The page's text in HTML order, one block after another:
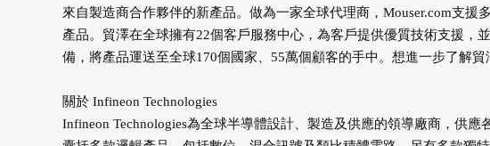
來自製造商合作夥伴的新產品。做為一家全球代理商，Mouser.com支
產品。貿澤在全球擁有22個客戶服務中心，為客戶提供優質技術支援，
備，將產品運送至全球170個國家、55萬個顧客的手中。想進一步了解貿
關於 Infineon Technologies
Infineon Technologies為全球半導體設計、製造及供應的領導廠商，供